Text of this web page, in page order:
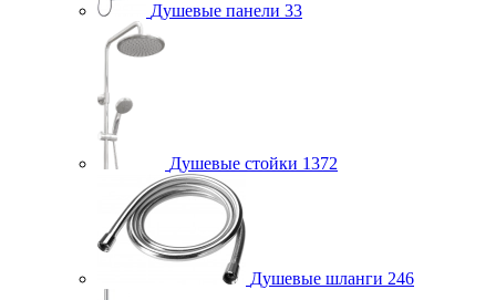
Душевые панели 33
Душевые стойки 1372
Душевые шланги 246